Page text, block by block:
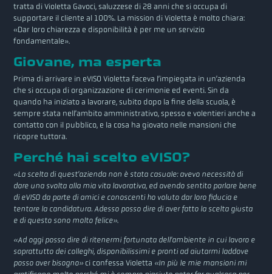
tratta di Violetta Gavoci, saluzzese di 28 anni che si occupa di
supportare il cliente al 100%. La mission di Violetta è molto chiara:
«Dar loro chiarezza e disponibilità è per me un servizio
fondamentale».
Giovane, ma esperta
Prima di arrivare in eVISO Violetta faceva l’impiegata in un’azienda
che si occupa di organizzazione di cerimonie ed eventi. Sin da
quando ha iniziato a lavorare, subito dopo la fine della scuola, è
sempre stata nell’ambito amministrativo, spesso e volentieri anche a
contatto con il pubblico, e la cosa ha giovato nelle mansioni che
ricopre tuttora.
Perché hai scelto eVISO?
«La scelta di quest’azienda non è stata casuale: avevo necessità di
dare una svolta alla mia vita lavorativa, ed avendo sentito parlare bene
di eVISO da parte di amici e conoscenti ho voluto dar loro fiducia e
tentare la candidatura. Adesso posso dire di aver fatto la scelta giusta
e di questo sono molto felice».
«Ad oggi posso dire di ritenermi fortunata dell’ambiente in cui lavoro e
soprattutto dei colleghi, disponibilissimi e pronti ad aiutarmi laddove
posso aver bisogno» ci confessa Violetta «In più le mie mansioni mi